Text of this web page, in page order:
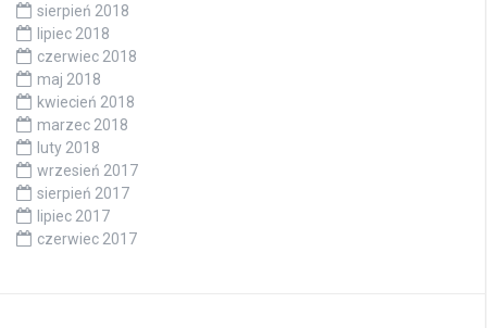
sierpień 2018
lipiec 2018
czerwiec 2018
maj 2018
kwiecień 2018
marzec 2018
luty 2018
wrzesień 2017
sierpień 2017
lipiec 2017
czerwiec 2017